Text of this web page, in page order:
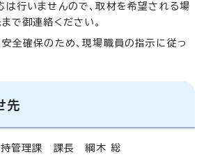
は行いませんので、取材を希望される場
で御連絡ください。
全確保のため、現場職員の指示に従っ
先
持管理課 課長 綱木 総